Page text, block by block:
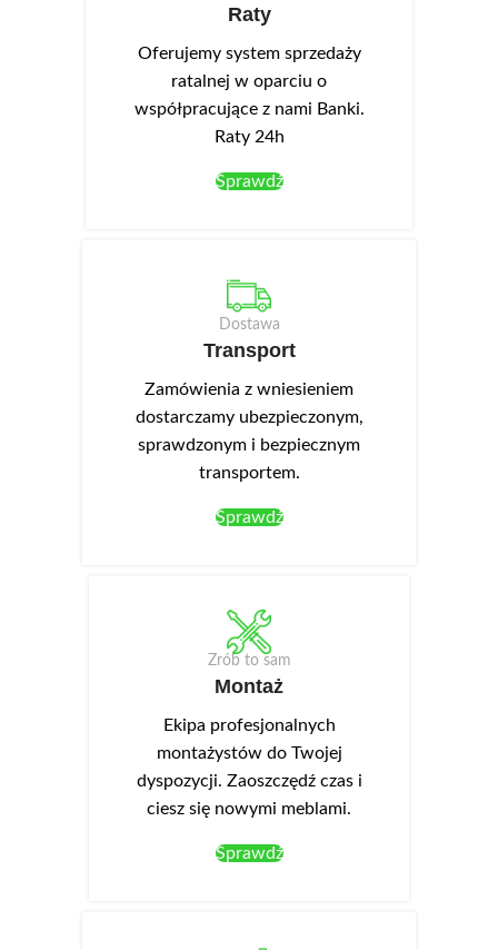
laminowanej o grubości 16 mm.
We frontach wykonano
otwieranie. Opcjonalnie można
montowane w wieńcu górnym.
płyty laminowanej o grubości 16
mm. We frontach wykonano
podchwyty ułatwiające
otwieranie. Opcjonalnie można
montowane w wieńcu górnym.
Raty
Oferujemy system sprzedaży
ratalnej w oparciu o
współpracujące z nami Banki.
Raty 24h
Sprawdź
Dostawa
Transport
Zamówienia z wniesieniem
dostarczamy ubezpieczonym,
sprawdzonym i bezpiecznym
transportem.
Sprawdź
Zrób to sam
Montaż
Ekipa profesjonalnych
montażystów do Twojej
dyspozycji. Zaoszczędź czas i
ciesz się nowymi meblami.
Sprawdź